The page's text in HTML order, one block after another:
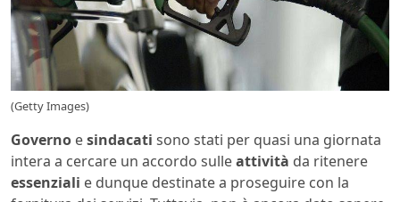
(Getty Images)
Governo esindacati sono stati per quasi una giornata
intera a cercare un accordo sulleattività da ritenere
essenziali e dunque destinate a proseguire con la